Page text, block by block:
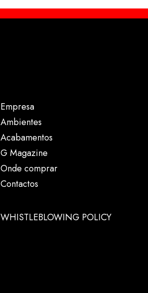
Empresa
Ambientes
Acabamentos
G Magazine
Onde comprar
Contactos
WHISTLEBLOWING POLICY